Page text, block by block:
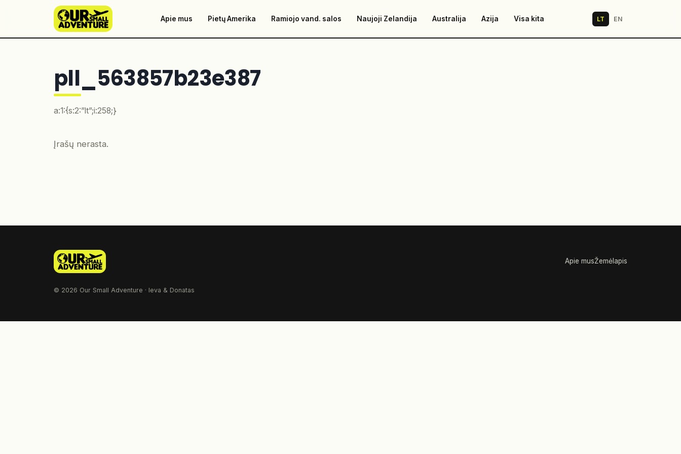
Apie mus Pietų Amerika Ramiojo vand. salos Naujoji Zelandija Australija Azija Visa kita LT EN
pll_563857b23e387
a:1:{s:2:”lt”;i:258;}
Įrašų nerasta.
Apie musŽemėlapis
© 2026 Our Small Adventure · Ieva & Donatas